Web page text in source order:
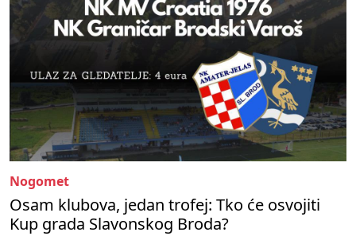
Nogomet
Osam klubova, jedan trofej: Tko će osvojiti
Kup grada Slavonskog Broda?